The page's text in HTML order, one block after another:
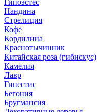
Гипоэстес
Нандина
Стрелиция
Кофе
Кордилина
Краснотычинник
Китайская роза (гибискус)
Камелия
Лавр
Гипестис
Бегония
Бругмансия